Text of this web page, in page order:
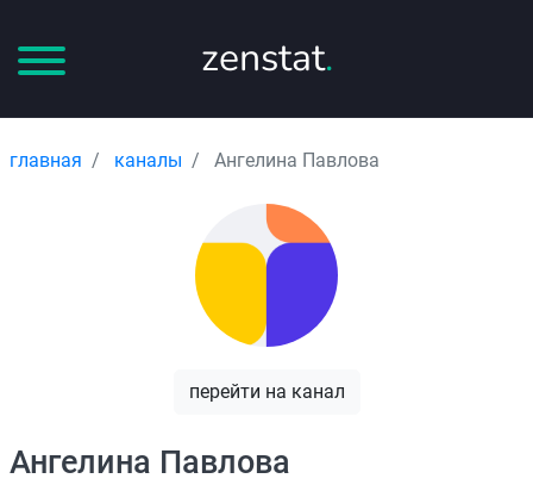
zenstat.
главная каналы Ангелина Павлова
перейти на канал
Ангелина Павлова